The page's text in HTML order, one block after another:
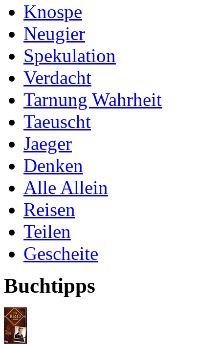
Knospe
Neugier
Spekulation
Verdacht
Tarnung Wahrheit
Taeuscht
Jaeger
Denken
Alle Allein
Reisen
Teilen
Gescheite
Buchtipps